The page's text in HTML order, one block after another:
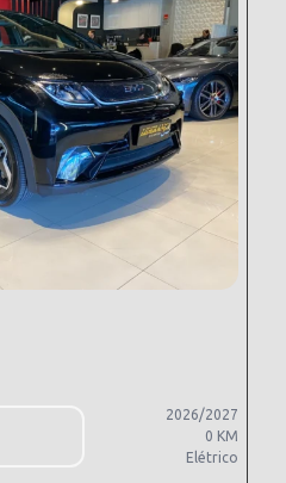
2026/2027
0 KM
Elétrico